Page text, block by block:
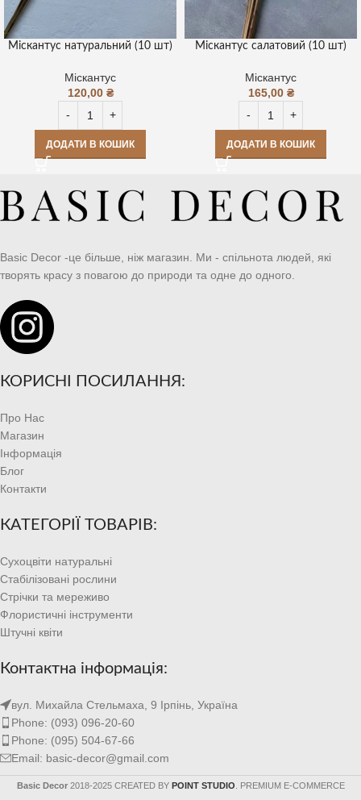
Міскантус натуральний (10 шт)
Міскантус
120,00 ₴
ДОДАТИ В КОШИК
Міскантус салатовий (10 шт)
Міскантус
165,00 ₴
ДОДАТИ В КОШИК
Basic Decor -це більше, ніж магазин. Ми - спільнота людей, які
творять красу з повагою до природи та одне до одного.
КОРИСНІ ПОСИЛАННЯ:
Про Нас
Магазин
Інформація
Блог
Контакти
КАТЕГОРІЇ ТОВАРІВ:
Сухоцвіти натуральні
Стабілізовані рослини
Стрічки та мереживо
Флористичні інструменти
Штучні квіти
Контактна інформація:
вул. Михайла Стельмаха, 9 Ірпінь, Україна
Phone: (093) 096-20-60
Phone: (095) 504-67-66
Email: basic-decor@gmail.com
Basic Decor 2018-2025 CREATED BY POINT STUDIO . PREMIUM E-COMMERCE